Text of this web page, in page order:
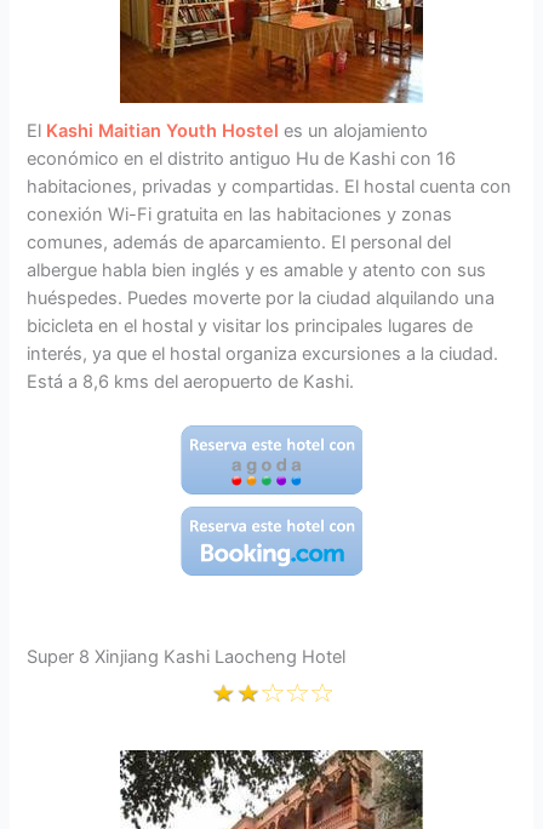
El Kashi Maitian Youth Hostel es un alojamiento
económico en el distrito antiguo Hu de Kashi con 16
habitaciones, privadas y compartidas. El hostal cuenta con
conexión Wi-Fi gratuita en las habitaciones y zonas
comunes, además de aparcamiento. El personal del
albergue habla bien inglés y es amable y atento con sus
huéspedes. Puedes moverte por la ciudad alquilando una
bicicleta en el hostal y visitar los principales lugares de
interés, ya que el hostal organiza excursiones a la ciudad.
Está a 8,6 kms del aeropuerto de Kashi.
Super 8 Xinjiang Kashi Laocheng Hotel